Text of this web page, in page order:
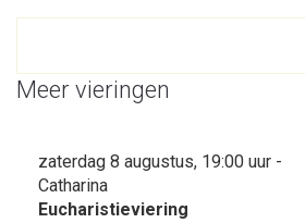
Meer vieringen
zaterdag 8 augustus, 19:00 uur -
Catharina
Eucharistieviering